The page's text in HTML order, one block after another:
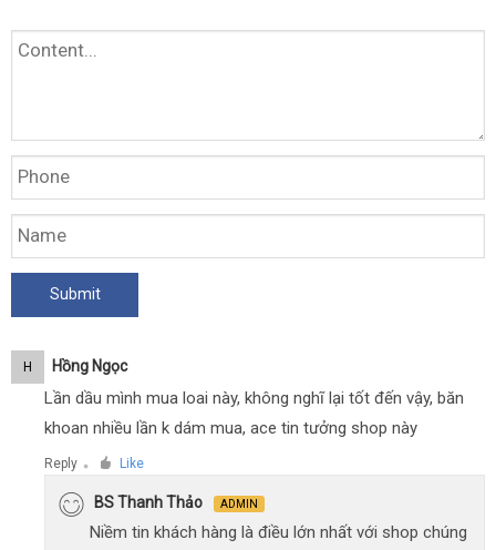
H Hồng Ngọc
Lần dầu mình mua loai này, không nghĩ lại tốt đến vậy, băn
khoan nhiều lần k dám mua, ace tin tưởng shop này
Reply ● Like
BS Thanh Thảo ADMIN
Niềm tin khách hàng là điều lớn nhất với shop chúng